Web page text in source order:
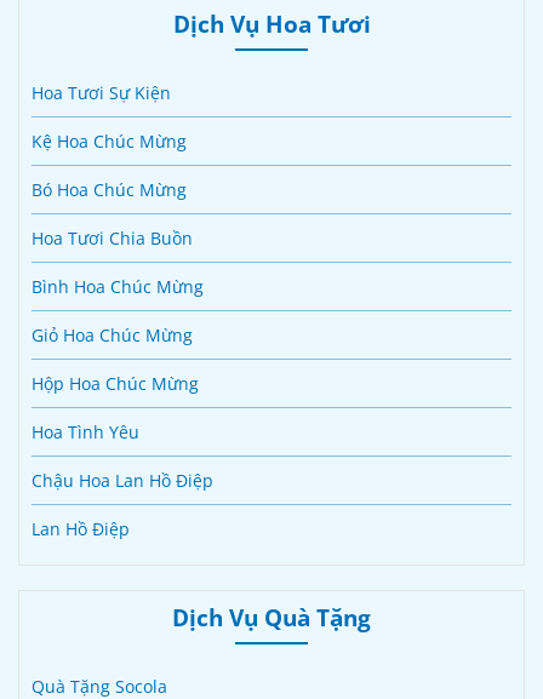
Dịch Vụ Hoa Tươi
Hoa Tươi Sự Kiện
Kệ Hoa Chúc Mừng
Bó Hoa Chúc Mừng
Hoa Tươi Chia Buồn
Bình Hoa Chúc Mừng
Giỏ Hoa Chúc Mừng
Hộp Hoa Chúc Mừng
Hoa Tình Yêu
Chậu Hoa Lan Hồ Điệp
Lan Hồ Điệp
Dịch Vụ Quà Tặng
Quà Tặng Socola